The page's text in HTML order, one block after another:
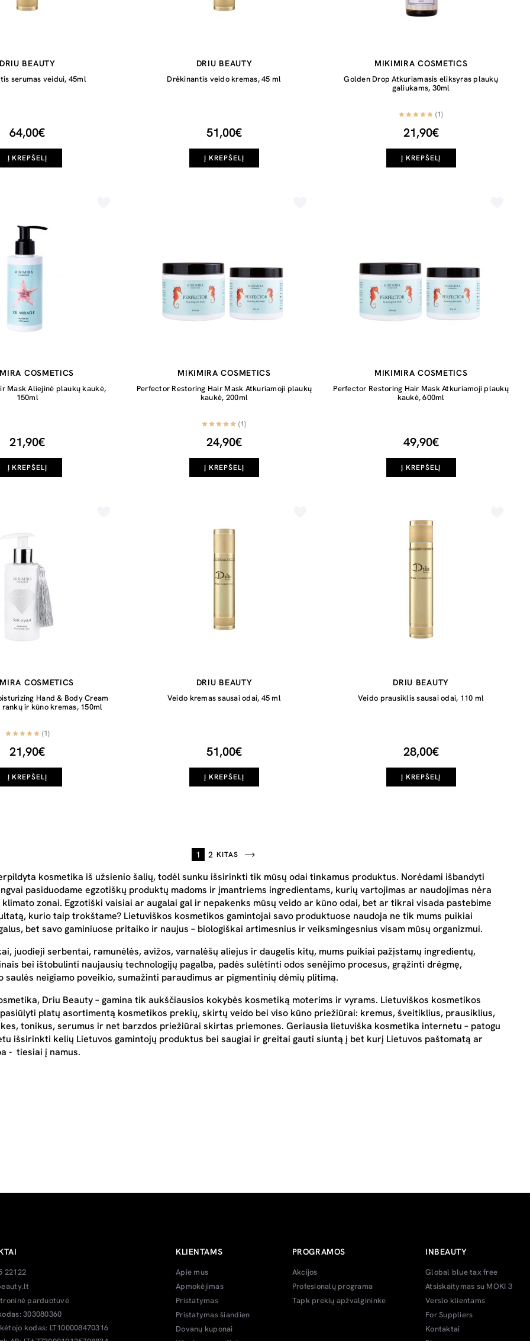
DRIU BEAUTY
serumas veidui, 45ml
64,00€
Į KREPŠELĮ
DRIU BEAUTY
Drėkinantis veido kremas, 45 ml
51,00€
Į KREPŠELĮ
MIKIMIRA COSMETICS
Golden Drop Atkuriamasis eliksyras plaukų
galiukams, 30ml
(1)
21,90€
Į KREPŠELĮ
COSMETICS
Mask Aliejinė plaukų kaukė,
150ml
21,90€
Į KREPŠELĮ
MIKIMIRA COSMETICS
Perfector Restoring Hair Mask Atkuriamoji plaukų
kaukė, 200ml
(1)
24,90€
Į KREPŠELĮ
MIKIMIRA COSMETICS
Perfector Restoring Hair Mask Atkuriamoji plaukų
kaukė, 600ml
49,90€
Į KREPŠELĮ
COSMETICS
Hand & Body Cream
rankų ir kūno kremas, 150ml
(1)
21,90€
Į KREPŠELĮ
DRIU BEAUTY
Veido kremas sausai odai, 45 ml
51,00€
Į KREPŠELĮ
DRIU BEAUTY
Veido prausiklis sausai odai, 110 ml
28,00€
Į KREPŠELĮ
1 2 KITAS
kosmetika iš užsienio šalių, todėl sunku išsirinkti tik mūsų odai tinkamus produktus. Norėdami išbandyti
pasiduodame egzotiškų produktų madoms ir įmantriems ingredientams, kurių vartojimas ar naudojimas nėra
klimato zonai. Egzotiški vaisiai ar augalai gal ir nepakenks mūsų veido ar kūno odai, bet ar tikrai visada pastebime
kurio taip trokštame? Lietuviškos kosmetikos gamintojai savo produktuose naudoja ne tik mums puikiai
bet savo gaminiuose pritaiko ir naujus – biologiškai artimesnius ir veiksmingesnius visam mūsų organizmui.
juodieji serbentai, ramunėlės, avižos, varnalėšų aliejus ir daugelis kitų, mums puikiai pažįstamų ingredientų,
bei ištobulinti naujausių technologijų pagalba, padės sulėtinti odos senėjimo procesus, grąžinti drėgmę,
saulės neigiamo poveikio, sumažinti paraudimus ar pigmentinių dėmių plitimą.
Driu Beauty – gamina tik aukščiausios kokybės kosmetiką moterims ir vyrams. Lietuviškos kosmetikos
platų asortimentą kosmetikos prekių, skirtų veido bei viso kūno priežiūrai: kremus, šveitiklius, prausiklius,
tonikus, serumus ir net barzdos priežiūrai skirtas priemones. Geriausia lietuviška kosmetika internetu – patogu
išsirinkti kelių Lietuvos gamintojų produktus bei saugiai ir greitai gauti siuntą į bet kurį Lietuvos paštomatą ar
- tiesiai į namus.
22122
parduotuvė
303080360
kodas: LT100008470316
KLIENTAMS
Apie mus
Apmokėjimas
Pristatymas
Pristatymas šiandien
Dovanų kuponai
PROGRAMOS
Akcijos
Profesionalų programa
Tapk prekių apžvalgininke
INBEAUTY
Global blue tax free
Atsiskaitymas su MOKI 3
Verslo klientams
For Suppliers
Kontaktai